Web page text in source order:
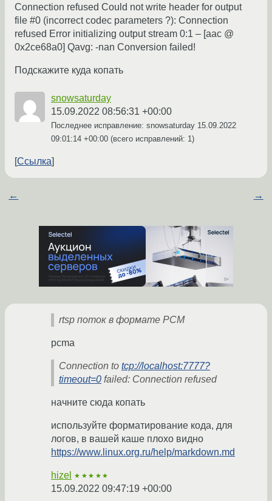
Connection refused Could not write header for output
file #0 (incorrect codec parameters ?): Connection
refused Error initializing output stream 0:1 – [aac @
0x2ce68a0] Qavg: -nan Conversion failed!
Подскажите куда копать
snowsaturday
15.09.2022 08:56:31 +00:00
Последнее исправление: snowsaturday 15.09.2022
09:01:14 +00:00 (всего исправлений: 1)
Ссылка
← →
rtsp поток в формате PCM
pcma
Connection to tcp://localhost:7777?
timeout=0 failed: Connection refused
начните сюда копать
используйте форматирование кода, для
логов, в вашей каше плохо видно
https://www.linux.org.ru/help/markdown.md
hizel ★★★★★
15.09.2022 09:47:19 +00:00